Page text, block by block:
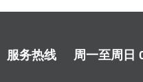
服务热线 周一至周日